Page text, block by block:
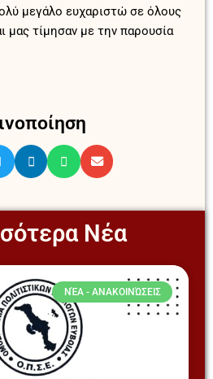
μεγάλο ευχαριστώ σε όλους
μας τίμησαν με την παρουσία
Νέα
ΝΈΑ - ΑΝΑΚΟΙΝΏΣΕΙΣ